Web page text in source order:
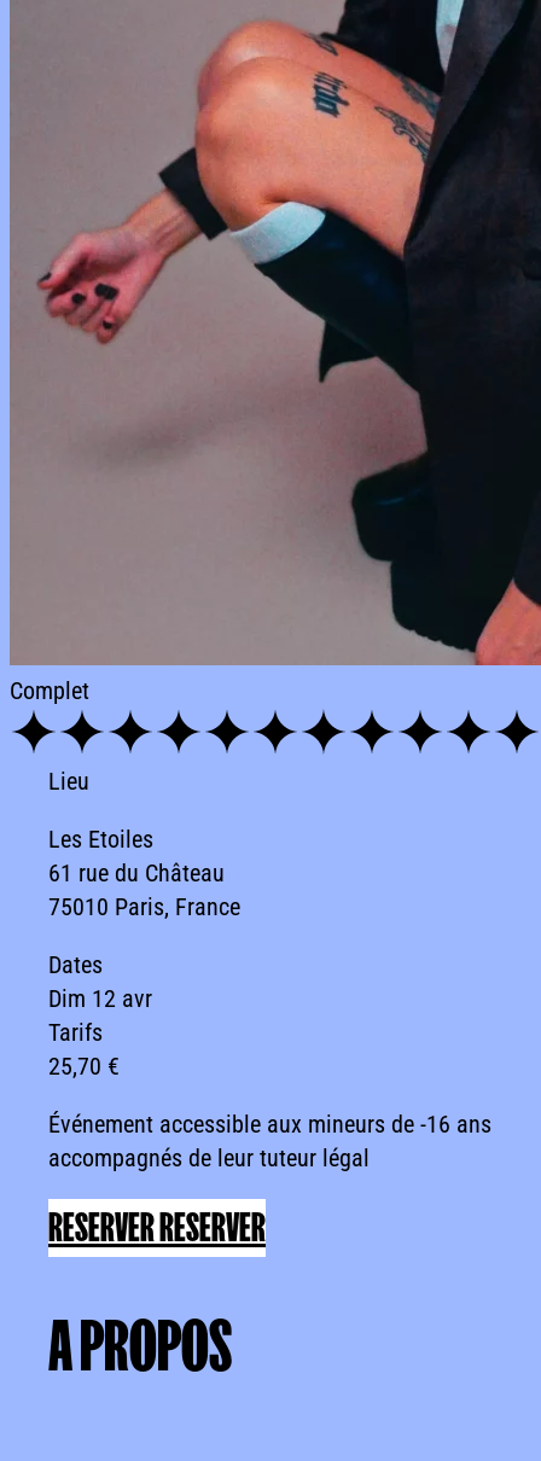
Complet
Lieu
Les Etoiles
61 rue du Château
75010 Paris, France
Dates
Dim 12 avr
Tarifs
25,70 €
Événement accessible aux mineurs de -16 ans
accompagnés de leur tuteur légal
RESERVERRESERVER
A PROPOS